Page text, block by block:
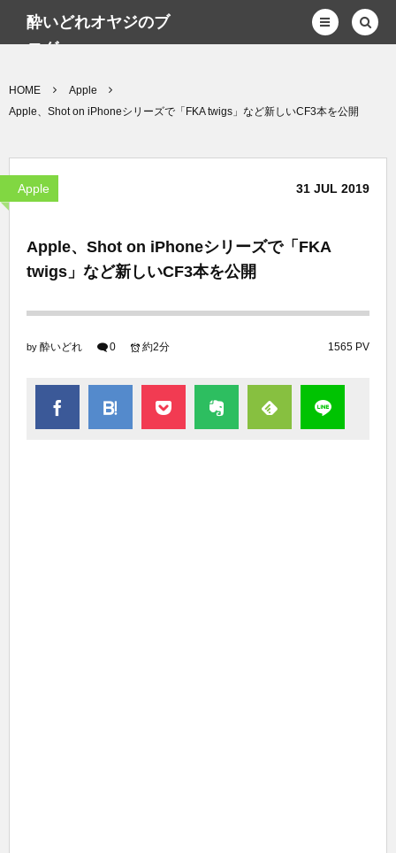
酔いどれオヤジのブ
ログwp
HOME
Apple
Apple、Shot on iPhoneシリーズで「FKA twigs」など新しいCF3本を公開
Apple 31 JUL 2019
Apple、Shot on iPhoneシリーズで「FKA
twigs」など新しいCF3本を公開
by 酔いどれ 0 1565 PV
約2分